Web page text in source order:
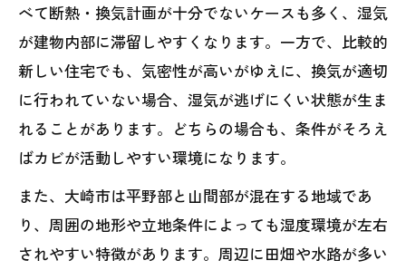
べて断熱・換気計画が十分でないケースも多く、湿気
が建物内部に滞留しやすくなります。一方で、比較的
新しい住宅でも、気密性が高いがゆえに、換気が適切
に行われていない場合、湿気が逃げにくい状態が生ま
れることがあります。どちらの場合も、条件がそろえ
ばカビが活動しやすい環境になります。
また、大崎市は平野部と山間部が混在する地域であ
り、周囲の地形や立地条件によっても湿度環境が左右
されやすい特徴があります。周辺に田畑や水路が多い